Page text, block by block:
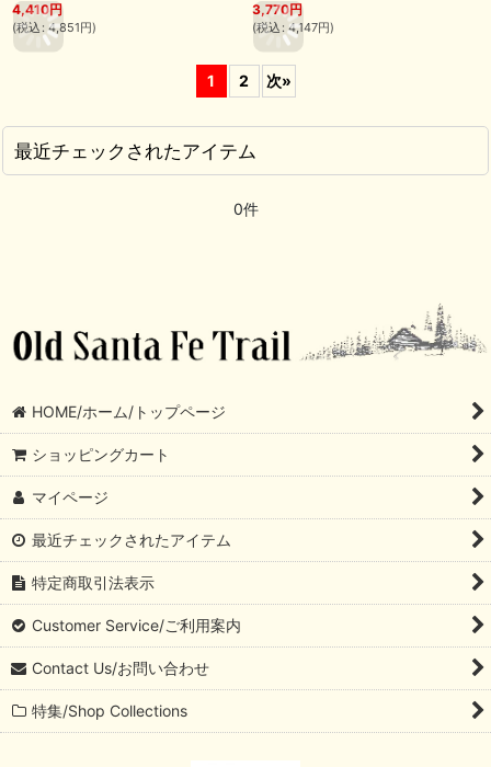
4,410円
(税込 : 4,851円)
3,770円
(税込 : 4,147円)
1 2 次»
最近チェックされたアイテム
0件
HOME/ホーム/トップページ
ショッピングカート
マイページ
最近チェックされたアイテム
特定商取引法表示
Customer Service/ご利用案内
Contact Us/お問い合わせ
特集/Shop Collections